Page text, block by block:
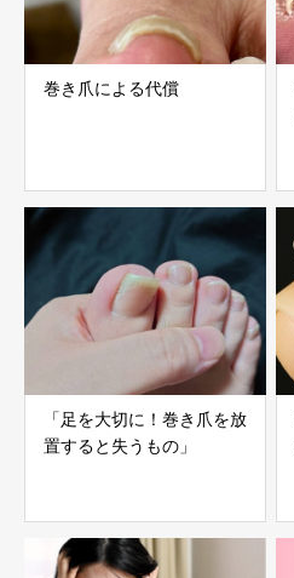
巻き爪による代償
「足を大切に！巻き爪を放
置すると失うもの」